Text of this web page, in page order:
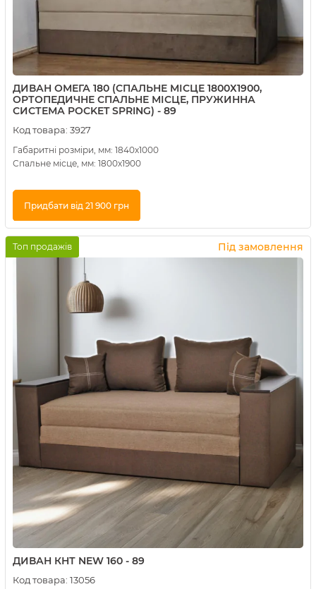
ДИВАН ОМЕГА 180 (СПАЛЬНЕ МІСЦЕ 1800Х1900,
ОРТОПЕДИЧНЕ СПАЛЬНЕ МІСЦЕ, ПРУЖИННА
СИСТЕМА POCKET SPRING) - 89
Код товара: 3927
Габаритні розміри, мм: 1840х1000
Спальне місце, мм: 1800х1900
Придбати від 21 900 грн
Купити в 1 клік
Під замовлення
Топ продажів
ДИВАН КНТ NEW 160 - 89
Код товара: 13056